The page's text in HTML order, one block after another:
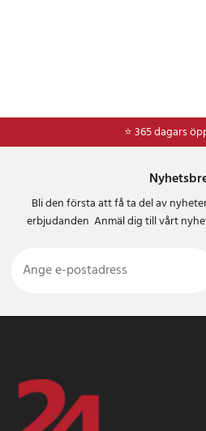
⭐ 365 dagars
⭐Frakt
Bli den första att få ta del av
erbjudanden Anmäl dig till vårt